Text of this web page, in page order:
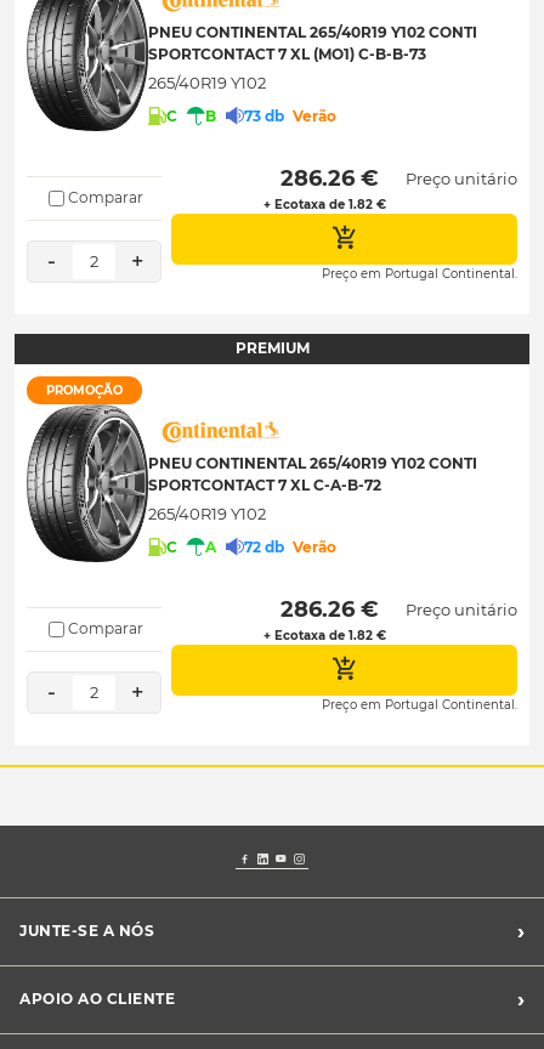
PNEU CONTINENTAL 265/40R19 Y102 CONTI
SPORTCONTACT 7 XL (MO1) C-B-B-73
265/40R19 Y102
C B 73 db Verão
Comparar
- 2 +
286.26 €
+ Ecotaxa de 1.82 €
Preço unitário
Preço em Portugal Continental.
PREMIUM
PROMOÇÃO
PNEU CONTINENTAL 265/40R19 Y102 CONTI
SPORTCONTACT 7 XL C-A-B-72
265/40R19 Y102
C A 72 db Verão
Comparar
- 2 +
286.26 €
+ Ecotaxa de 1.82 €
Preço unitário
Preço em Portugal Continental.
JUNTE-SE A NÓS ›
Franchising Midas
APOIO AO CLIENTE ›